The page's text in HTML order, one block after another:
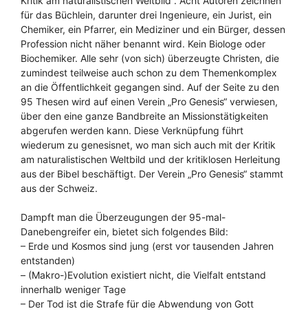
für das Büchlein, darunter drei Ingenieure, ein Jurist, ein
Chemiker, ein Pfarrer, ein Mediziner und ein Bürger, dessen
Profession nicht näher benannt wird. Kein Biologe oder
Biochemiker. Alle sehr (von sich) überzeugte Christen, die
zumindest teilweise auch schon zu dem Themenkomplex
an die Öffentlichkeit gegangen sind. Auf der Seite zu den
95 Thesen wird auf einen Verein „Pro Genesis“ verwiesen,
über den eine ganze Bandbreite an Missionstätigkeiten
abgerufen werden kann. Diese Verknüpfung führt
wiederum zu genesisnet, wo man sich auch mit der Kritik
am naturalistischen Weltbild und der kritiklosen Herleitung
aus der Bibel beschäftigt. Der Verein „Pro Genesis“ stammt
aus der Schweiz.
Dampft man die Überzeugungen der 95-mal-
Danebengreifer ein, bietet sich folgendes Bild:
– Erde und Kosmos sind jung (erst vor tausenden Jahren
entstanden)
– (Makro-)Evolution existiert nicht, die Vielfalt entstand
innerhalb weniger Tage
– Der Tod ist die Strafe für die Abwendung von Gott